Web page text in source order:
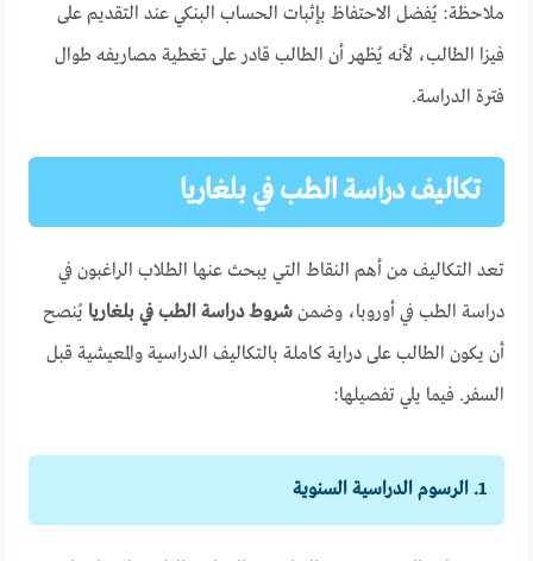
ملاحظة: يُفضل الاحتفاظ بإثبات الحساب البنكي عند التقديم على
فيزا الطالب، لأنه يُظهر أن الطالب قادر على تغطية مصاريفه طوال
فترة الدراسة.
تكاليف دراسة الطب في بلغاريا
تعد التكاليف من أهم النقاط التي يبحث عنها الطلاب الراغبون في
دراسة الطب في أوروبا، وضمنشروط دراسة الطب في بلغاريا يُنصح
أن يكون الطالب على دراية كاملة بالتكاليف الدراسية والمعيشية قبل
السفر. فيما يلي تفصيلها:
1. الرسوم الدراسية السنوية